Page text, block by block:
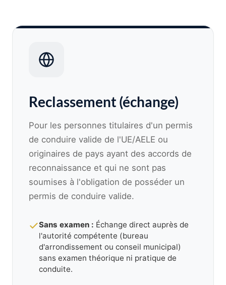
Reclassement (échange)
Pour les personnes titulaires d'un permis
de conduire valide de l'UE/AELE ou
originaires de pays ayant des accords de
reconnaissance et qui ne sont pas
soumises à l'obligation de posséder un
permis de conduire valide.
Sans examen : Échange direct auprès de
l'autorité compétente (bureau
d'arrondissement ou conseil municipal)
sans examen théorique ni pratique de
conduite.